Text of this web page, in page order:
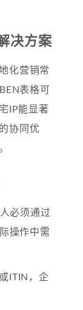
决方案
化营销常
表格可
IP能显著
协同优
必须通过
操作中需
ITIN，企